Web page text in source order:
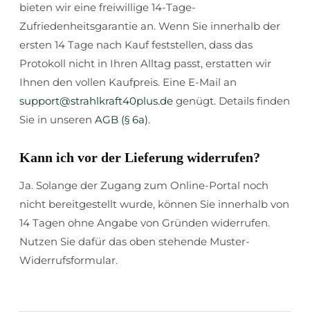
bieten wir eine freiwillige 14-Tage-
Zufriedenheitsgarantie an. Wenn Sie innerhalb der
ersten 14 Tage nach Kauf feststellen, dass das
Protokoll nicht in Ihren Alltag passt, erstatten wir
Ihnen den vollen Kaufpreis. Eine E-Mail an
support@strahlkraft40plus.de genügt. Details finden
Sie in unseren AGB (§ 6a).
Kann ich vor der Lieferung widerrufen?
Ja. Solange der Zugang zum Online-Portal noch
nicht bereitgestellt wurde, können Sie innerhalb von
14 Tagen ohne Angabe von Gründen widerrufen.
Nutzen Sie dafür das oben stehende Muster-
Widerrufsformular.